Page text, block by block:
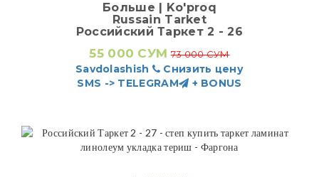
Больше | Ko'proq
Russain Tarket
Российский Таркет 2 - 26
55 000 СУМ 73 000 СУМ
Savdolashish
Снизить цену
SMS -> TELEGRAM
+ BONUS